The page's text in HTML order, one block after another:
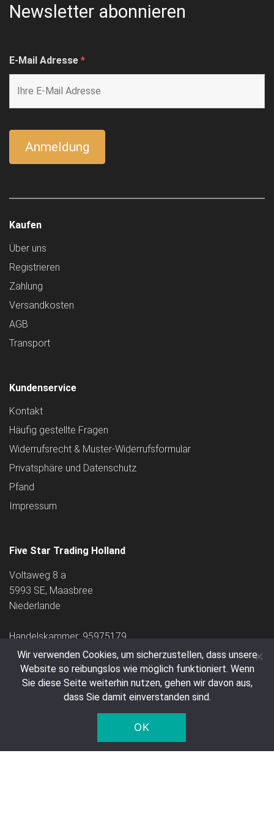
Newsletter abonnieren
E-Mail Adresse *
Kaufen
Über uns
Registrieren
Zahlung
Versandkosten
AGB
Transport
Kundenservice
Kontakt
Häufig gestellte Fragen
Widerrufsrecht & Muster-Widerrufsformular
Privatsphäre und Datenschutz
Pfand
Impressum
Five Star Trading Holland
Voltaweg 8 a
5993 SE, Maasbree
Niederlande
Handelskammer: 95975179
sich exklusive Mehrwertsteuer und Versandkosten.
Wir verwenden Cookies, um sicherzustellen, dass unsere
Website so reibungslos wie möglich funktioniert. Wenn
Sie diese Seite weiterhin nutzen, gehen wir davon aus,
dass Sie damit einverstanden sind.
OK